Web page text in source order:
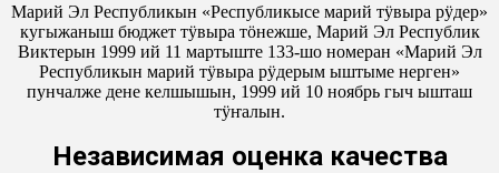
Марий Эл Республикын «Республикысе марий тӱвыра рӱдер»
кугыжаныш бюджет тӱвыра тӧнежше, Марий Эл Республик
Виктерын 1999 ий 11 мартыште 133-шо номеран «Марий Эл
Республикын марий тӱвыра рӱдерым ыштыме нерген»
пунчалже дене келшышын, 1999 ий 10 ноябрь гыч ышташ
тӱҥалын.
Независимая оценка качества